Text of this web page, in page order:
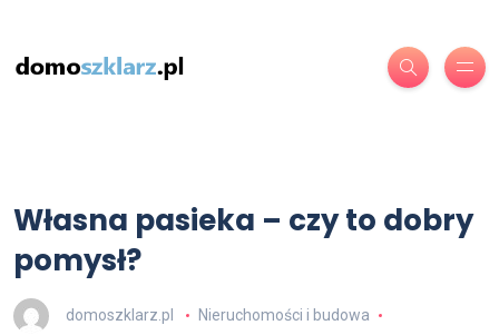
Własna pasieka – czy to dobry
pomysł?
domoszklarz.pl
Nieruchomości i budowa